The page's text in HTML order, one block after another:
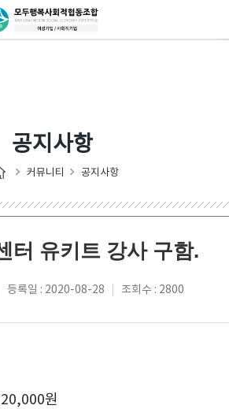
공지사항
커뮤니티 공지사항
터 유키트 강사 구함.
등록일 : 2020-08-28 조회수 : 2800
원